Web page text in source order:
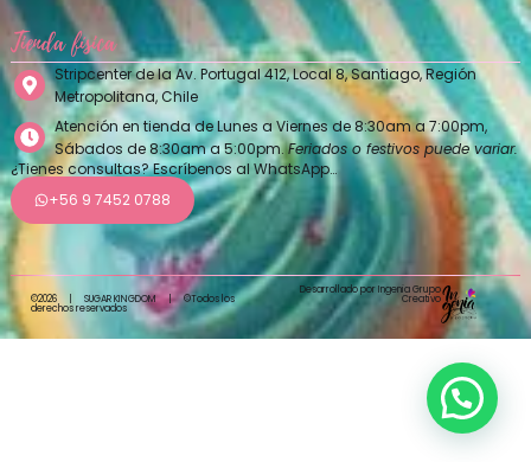
Tienda física
Stripcenter de la Av. Portugal 412, Local 8, Santiago, Región
Metropolitana, Chile
Atención en tienda de Lunes a Viernes de 8:30am a 7:00pm,
Sábados de 8:30am a 5:00pm.Feriados o festivos puede variar.
¿Tienes consultas? Escríbenos al WhatsApp…
+56 9 7452 0788
©2026 SUGAR KINGDOM | ©Todos los
derechos reservados
Desarrollado por Ingenia Grupo
Creativo